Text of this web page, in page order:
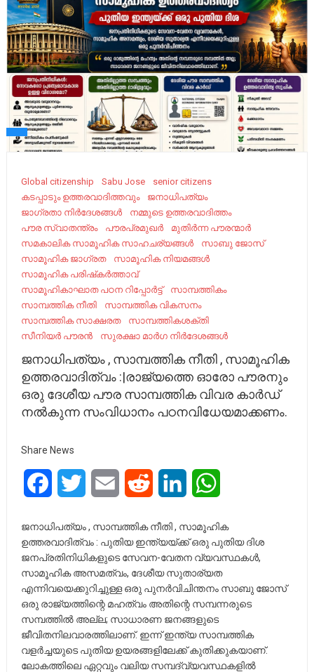
Global citizenship Sabu Jose
senior citizens
കടപ്പാടും ഉത്തരവാദിത്തവും
ജനാധിപത്യം
ജാഗ്രതാ നിർദേശങ്ങൾ
നമ്മുടെ ഉത്തരവാദിത്തം
പൗര സ്വാതന്ത്രം
പൗരപ്രമുഖർ
മുതിർന്ന പൗരന്മാർ
സമകാലിക സാമൂഹിക സാഹചര്യങ്ങൾ
സാബു ജോസ്
സാമൂഹിക ജാഗ്രത
സാമൂഹിക നിയമങ്ങൾ
സാമൂഹിക പരിഷ്‌കര്‍ത്താവ്
സാമൂഹികാഘാത പഠന റിപ്പോർട്ട്
സാമ്പത്തികം
സാമ്പത്തിക നീതി
സാമ്പത്തിക വികസനം
സാമ്പത്തിക സാക്ഷരത
സാമ്പത്തികശക്തി
സീനിയർ പൗരൻ
സുരക്ഷാ മാർഗ നിർദേശങ്ങൾ
ജനാധിപത്യം , സാമ്പത്തിക നീതി , സാമൂഹിക
ഉത്തരവാദിത്വം :|രാജ്യത്തെ ഓരോ പൗരനും
ഒരു ദേശീയ പൗര സാമ്പത്തിക വിവര കാർഡ്
നൽകുന്ന സംവിധാനം പഠനവിധേയമാക്കണം.
Share News
FacebookTwitter Email Reddit LinkedIn
ജനാധിപത്യം , സാമ്പത്തിക നീതി , സാമൂഹിക
ഉത്തരവാദിത്വം : പുതിയ ഇന്ത്യയ്ക്ക് ഒരു പുതിയ ദിശ
ജനപ്രതിനിധികളുടെ സേവന-വേതന വ്യവസ്ഥകൾ,
സാമൂഹിക അസമത്വം, ദേശീയ സുതാര്യത
എന്നിവയെക്കുറിച്ചുള്ള ഒരു പുനർവിചിന്തനം സാബു ജോസ്
ഒരു രാജ്യത്തിന്റെ മഹത്വം അതിന്റെ സമ്പന്നരുടെ
സമ്പത്തിൽ അല്ല; സാധാരണ ജനങ്ങളുടെ
ജീവിതനിലവാരത്തിലാണ്. ഇന്ന് ഇന്ത്യ സാമ്പത്തിക
വളർച്ചയുടെ പുതിയ ഉയരങ്ങളിലേക്ക് കുതിക്കുകയാണ്.
ലോകത്തിലെ ഏറ്റവും വലിയ സമ്പദ്‌വ്യവസ്ഥകളിൽ